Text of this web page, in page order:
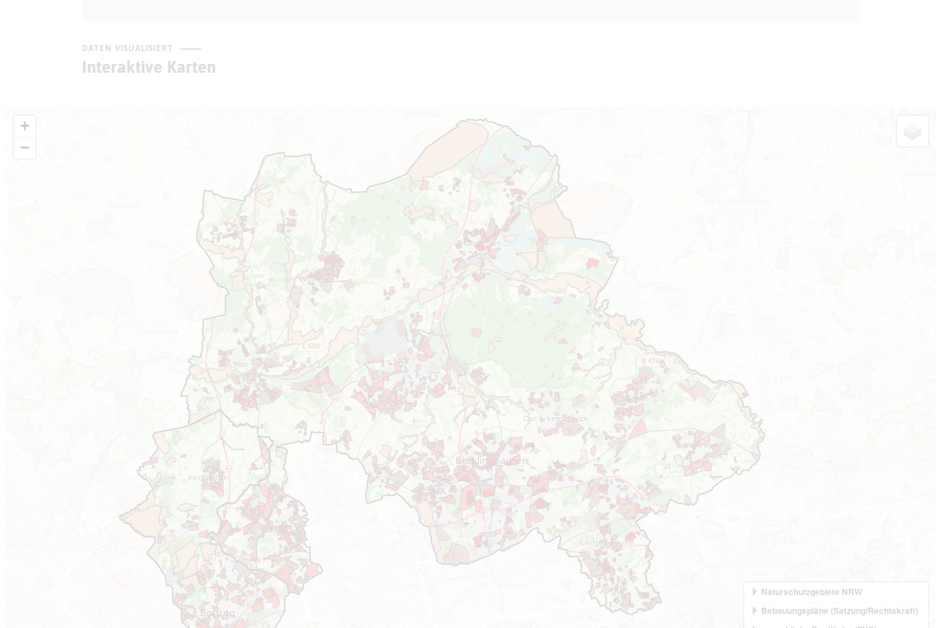
DATEN VISUALISIERT
Interaktive Karten